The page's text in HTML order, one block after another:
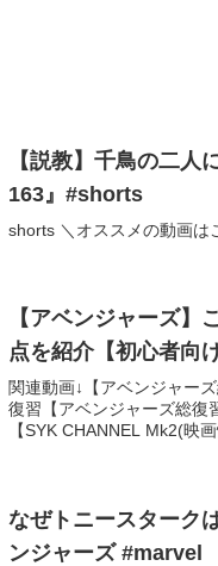
【説教】千鳥の二
163』#shorts
shorts ＼オススメの動画は
【アベンジャーズ
点を紹介【初心者向け
関連動画↓【アベンジャー
復習【アベンジャーズ総
【SYK CHANNEL Mk2(映
なぜトニースターク
ンジャーズ #marvel